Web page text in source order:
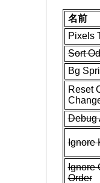
名前
Pixels
Sort
Bg
Reset
Debug
Ignore
Ignore
Order